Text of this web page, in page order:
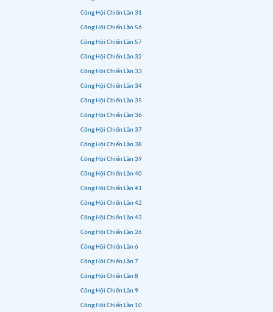
Công Hội Chiến Lần 31
Công Hội Chiến Lần 56
Công Hội Chiến Lần 57
Công Hội Chiến Lần 32
Công Hội Chiến Lần 33
Công Hội Chiến Lần 34
Công Hội Chiến Lần 35
Công Hội Chiến Lần 36
Công Hội Chiến Lần 37
Công Hội Chiến Lần 38
Công Hội Chiến Lần 39
Công Hội Chiến Lần 40
Công Hội Chiến Lần 41
Công Hội Chiến Lần 42
Công Hội Chiến Lần 43
Công Hội Chiến Lần 26
Công Hội Chiến Lần 6
Công Hội Chiến Lần 7
Công Hội Chiến Lần 8
Công Hội Chiến Lần 9
Công Hội Chiến Lần 10